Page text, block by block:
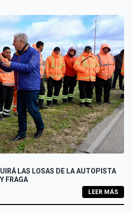
LAS LOSAS DE LA AUTOPISTA
FRAGA
LEER MÁS